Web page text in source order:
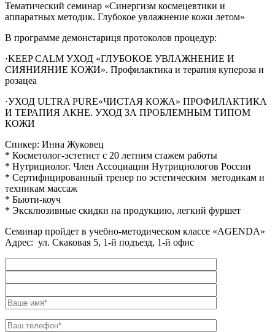
Тематический семинар «Синергизм космецевтики и
аппаратных методик. Глубокое увлажнение кожи летом»
В программе демонстариця протоколов процедур:
·KEEP CALM УХОД «ГЛУБОКОЕ УВЛАЖНЕНИЕ И
СИЯНИЯНИЕ КОЖИ». Профилактика и терапия купероза и
розацеа
·УХОД ULTRA PURE«ЧИСТАЯ КОЖА» ПРОФИЛАКТИКА
И ТЕРАПИЯ АКНЕ. УХОД ЗА ПРОБЛЕМНЫМ ТИПОМ
КОЖИ
Спикер: Инна Жуковец
* Косметолог-эстетист с 20 летним стажем работы
* Нутрициолог. Член Ассоциации Нутрициологов России
* Сертифицированный тренер по эстетическим методикам и
техникам массаж
* Бьюти-коуч
* Эксклюзивные скидки на продукцию, легкий фуршет
Семинар пройдет в учебно-методическом классе «AGENDA»
Адрес: ул. Скаковая 5, 1-й подъезд, 1-й офис